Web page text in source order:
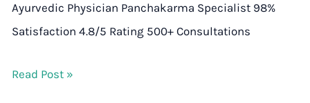
Ayurvedic Physician Panchakarma Specialist 98%
Satisfaction 4.8/5 Rating 500+ Consultations
Read Post »